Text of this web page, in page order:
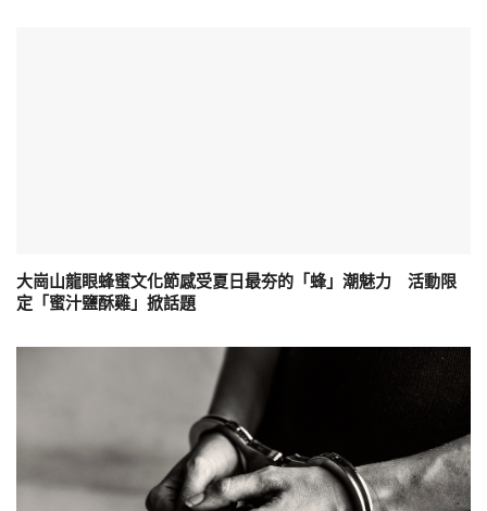
大崗山龍眼蜂蜜文化節感受夏日最夯的「蜂」潮魅力 活動限
定「蜜汁鹽酥雞」掀話題